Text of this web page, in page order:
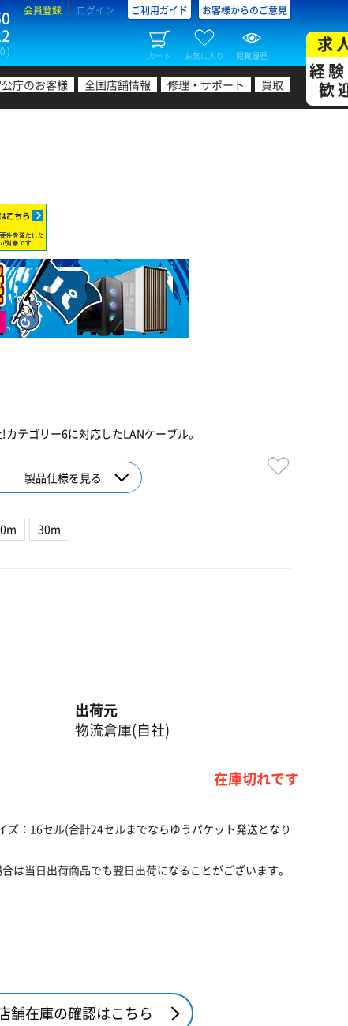
)
会員登録 ログイン ご利用ガイド お客様からのご意見
カート お気に入り 閲覧履歴
庁のお客様 全国店舗情報 修理・サポート 買取
求
経
歓
テゴリー6に対応したLANケーブル。
製品仕様を見る
30m
出荷元
物流倉庫(自社)
在庫切れです
ズ：16セル(合計24セルまでならゆうパケット発送となり
は当日出荷商品でも翌日出荷になることがございます。
舗在庫の確認はこちら